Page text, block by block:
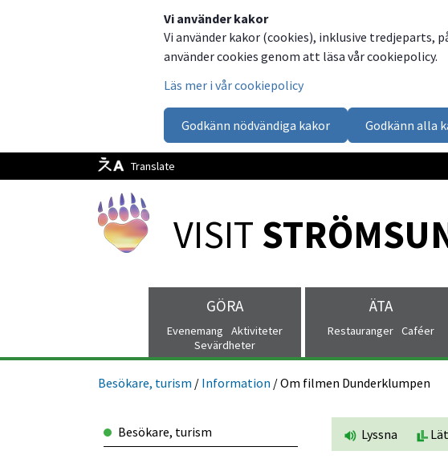
Vi använder kakor
Vi använder kakor (cookies), inklusive tredjeparts,
använder cookies genom att läsa vår cookiepolicy.
Läs mer i vår cookiepolicy
Godkänn nödvändiga kakor Godkänn alla
Translate
VISIT
GÖRA
Evenemang
Aktiviteter
Sevärdheter
ÄTA
Restauranger Caféer
Besökare, turism / Information /Om filmen Dunder­klumpen
Lyssna
Besökare, turism